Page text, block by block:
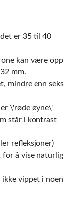
er 35 til 40
kan være opp
mm.
mindre enn seks
\'røde øyne\'
står i kontrast
refleksjoner)
for å vise naturlig
ikke vippet i noen